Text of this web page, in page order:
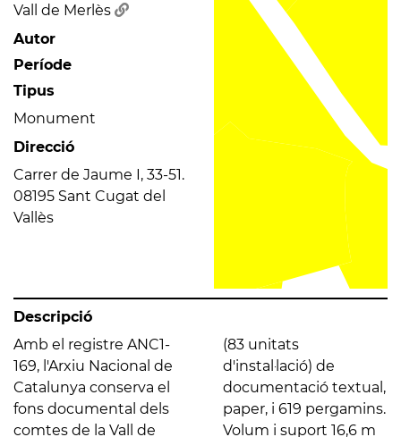
Vall de Merlès
Autor
Període
Tipus
Monument
Direcció
Carrer de Jaume I, 33-51.
08195 Sant Cugat del
Vallès
Descripció
Amb el registre ANC1-
169, l'Arxiu Nacional de
Catalunya conserva el
fons documental dels
comtes de la Vall de
(83 unitats
d'instal·lació) de
documentació textual,
paper, i 619 pergamins.
Volum i suport 16,6 m